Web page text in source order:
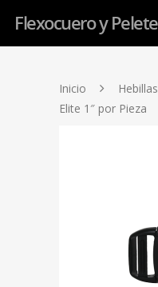
Flexocuero y
Inicio
Elite 1″ por Pieza